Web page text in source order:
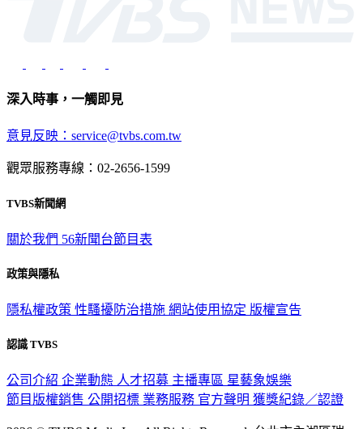
深入時事，一觸即見
意見反映：service@tvbs.com.tw
觀眾服務專線：02-2656-1599
TVBS新聞網
關於我們 56新聞台節目表
政策與隱私
隱私權政策 性騷擾防治措施 網站使用協定 版權宣告
認識 TVBS
公司介紹 企業動態 人才招募 主播專區 星藝象娛樂
節目版權銷售 公開招標 業務服務 官方聲明 獲獎紀錄／認證